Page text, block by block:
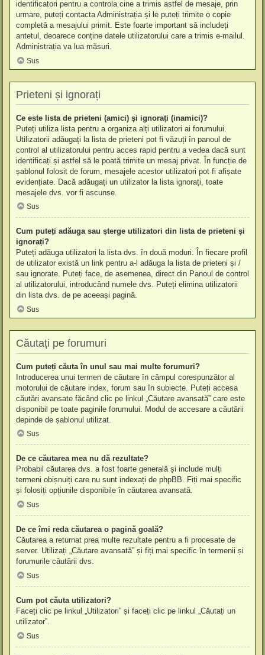
identificatori pentru a controla cine a trimis astfel de mesaje, prin
urmare, puteți contacta Administrația și le puteți trimite o copie
completă a mesajului primit. Este foarte important să includeți
antetul, deoarece conține datele utilizatorului care a trimis e-mailul.
Administrația va lua măsuri.
Sus
Prieteni și ignorați
Ce este lista de prieteni (amici) și ignorați (inamici)?
Puteți utiliza lista pentru a organiza alți utilizatori ai forumului.
Utilizatorii adăugați la lista de prieteni pot fi văzuți în panoul de
control al utilizatorului pentru acces rapid pentru a vedea dacă sunt
identificați și astfel să le poată trimite un mesaj privat. În funcție de
șablonul folosit de forum, mesajele acestor utilizatori pot fi afișate
evidențiate. Dacă adăugați un utilizator la lista ignorați, toate
mesajele dvs. vor fi ascunse.
Sus
Cum puteți adăuga sau șterge utilizatori din lista de prieteni și
ignorați?
Puteți adăuga utilizatori la lista dvs. în două moduri. În fiecare profil
de utilizator există un link pentru a-l adăuga la lista de prieteni și /
sau ignorate. Puteți face, de asemenea, direct din Panoul de control
al utilizatorului, introducând numele dvs. Puteți elimina utilizatorii
din lista dvs. de pe aceeași pagină.
Sus
Căutați pe forumuri
Cum puteți căuta în unul sau mai multe forumuri?
Introducerea unui termen de căutare în câmpul corespunzător al
motorului de căutare index, forum sau în subiecte. Puteți accesa
căutări avansate făcând clic pe linkul „Căutare avansată” care este
disponibil pe toate paginile forumului. Modul de accesare a căutării
depinde de șablonul utilizat.
Sus
De ce căutarea mea nu dă rezultate?
Probabil căutarea dvs. a fost foarte generală și include mulți
termeni obișnuiți care nu sunt indexați de phpBB. Fiți mai specific
și folosiți opțiunile disponibile în căutarea avansată.
Sus
De ce îmi reda căutarea o pagină goală?
Căutarea a returnat prea multe rezultate pentru a fi procesate de
server. Utilizați „Căutare avansată” și fiți mai specific în termenii și
forumurile căutării dvs.
Sus
Cum pot căuta utilizatori?
Faceți clic pe linkul „Utilizatori” și faceți clic pe linkul „Căutați un
utilizator”.
Sus